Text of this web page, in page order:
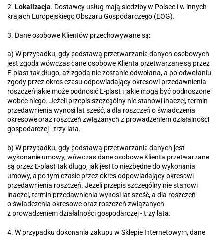
2. Lokalizacja. Dostawcy usług mają siedziby w Polsce i w innych
krajach Europejskiego Obszaru Gospodarczego (EOG).
3. Dane osobowe Klientów przechowywane są:
a) W przypadku, gdy podstawą przetwarzania danych osobowych
jest zgoda wówczas dane osobowe Klienta przetwarzane są przez
E-plast tak długo, aż zgoda nie zostanie odwołana, a po odwołaniu
zgody przez okres czasu odpowiadający okresowi przedawnienia
roszczeń jakie może podnosić E-plast i jakie mogą być podnoszone
wobec niego. Jeżeli przepis szczególny nie stanowi inaczej, termin
przedawnienia wynosi lat sześć, a dla roszczeń o świadczenia
okresowe oraz roszczeń związanych z prowadzeniem działalności
gospodarczej - trzy lata.
b) W przypadku, gdy podstawą przetwarzania danych jest
wykonanie umowy, wówczas dane osobowe Klienta przetwarzane
są przez E-plast tak długo, jak jest to niezbędne do wykonania
umowy, a po tym czasie przez okres odpowiadający okresowi
przedawnienia roszczeń. Jeżeli przepis szczególny nie stanowi
inaczej, termin przedawnienia wynosi lat sześć, a dla roszczeń
o świadczenia okresowe oraz roszczeń związanych
z prowadzeniem działalności gospodarczej - trzy lata.
4. W przypadku dokonania zakupu w Sklepie Internetowym, dane